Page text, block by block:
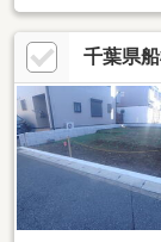
きなハウスメーカ
ンが決まり次第ス
ライス五香店 徒
8分(約580m)・や
しをお手伝いし
軽にお問い合わせ
千葉県